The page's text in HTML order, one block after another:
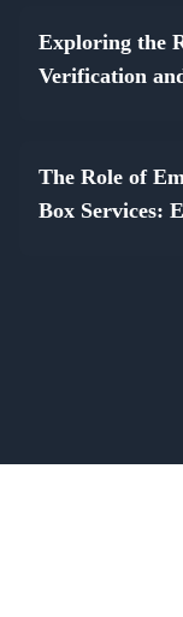
Exploring the
Verification
The Role of
Box Services: